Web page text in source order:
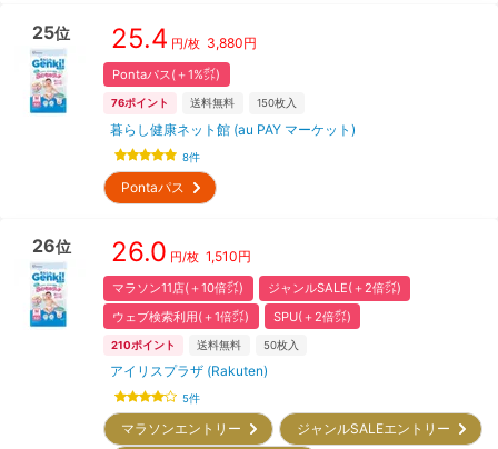
25位 25.4 円/枚 3,880円
Pontaパス(＋1%㌽)
76ポイント 送料無料 150枚入
暮らし健康ネット館 (au PAY マーケット)
8件
Pontaパス
26位 26.0 円/枚 1,510円
マラソン11店(＋10倍㌽)
ジャンルSALE(＋2倍㌽)
ウェブ検索利用(＋1倍㌽)
SPU(＋2倍㌽)
210ポイント 送料無料 50枚入
アイリスプラザ (Rakuten)
5件
マラソンエントリー
ジャンルSALEエントリー